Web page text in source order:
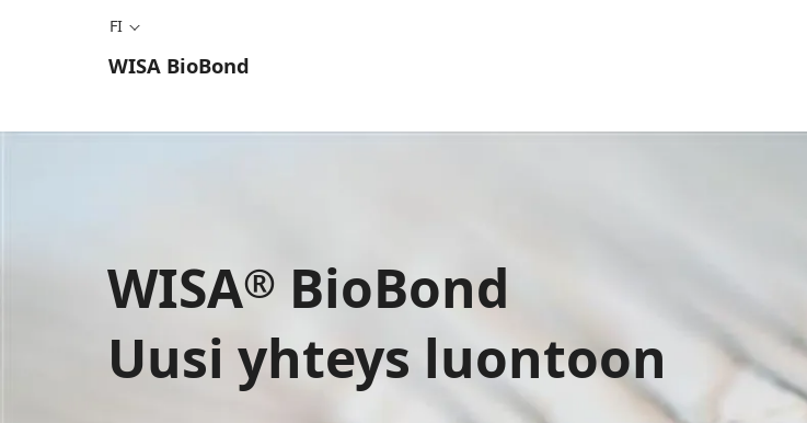
FI
WISA BioBond
WISA® BioBond
Uusi yhteys luontoon